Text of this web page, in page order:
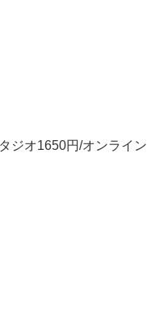
ジオ1650円/オンライン